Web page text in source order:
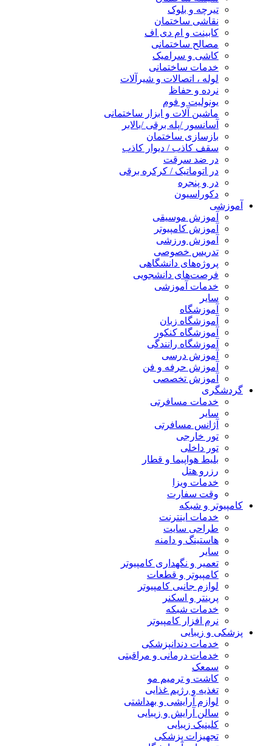
تیرچه و بلوک
نقاشی ساختمان
کابینت و ام دی اف
مصالح ساختمانی
کاشی و سرامیک
خدمات ساختمانی
لوله ، اتصالات و شیرآلات
نرده و حفاظ
یونولیت و فوم
ماشین آلات و ابزار ساختمانی
آسانسور /پله برقی /بالابر
بازسازی ساختمان
سقف کاذب / دیوار کاذب
در ضد سرقت
در اتوماتیک / کرکره برقی
در و پنجره
دکوراسیون
آموزشی
آموزش موسیقی
آموزش کامپیوتر
آموزش ورزشی
تدریس خصوصی
پروژه‌های دانشگاهی
فرصت‌های دانشجویی
خدمات آموزشی
سایر
آموزشگاه
آموزشگاه زبان
آموزشگاه کنکور
آموزشگاه رانندگی
آموزش درسی
آموزش حرفه و فن
آموزش تخصصی
گردشگری
خدمات مسافرتی
سایر
آژانس مسافرتی
تور خارجی
تور داخلی
بلیط هواپیما و قطار
رزرو هتل
خدمات ویزا
وقت سفارت
کامپیوتر و شبکه
خدمات اینترنت
طراحی سایت
هاستینگ و دامنه
سایر
تعمیر و نگهداری کامپیوتر
کامپیوتر و قطعات
لوازم جانبی کامپیوتر
پرینتر و اسکنر
خدمات شبکه
نرم افزار کامپیوتر
پزشکی و زیبایی
خدمات دندانپزشکی
خدمات درمانی و مراقبتی
سمعک
کاشت و ترمیم مو
تغذیه و رژیم غذایی
لوازم آرایشی و بهداشتی
سالن آرایش و زیبایی
کلینیک زیبایی
تجهیزات پزشکی